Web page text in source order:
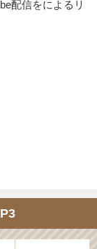
配信をによるリ